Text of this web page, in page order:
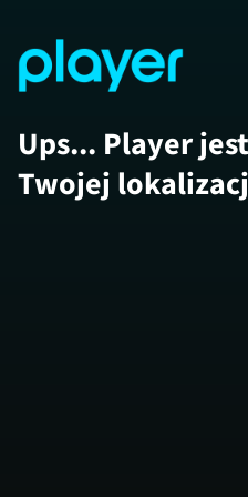
Ups... Player
Twojej